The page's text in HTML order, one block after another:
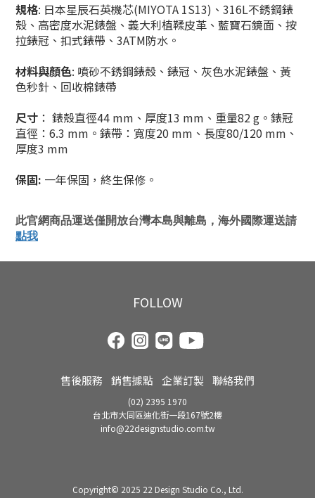
規格: 日本星辰石英機芯(MIYOTA 1S13)、316L不銹鋼錶
殼、高密度水泥錶盤、義大利植鞣皮革、藍寶石鏡面、按
拉錶冠、扣式錶帶、3ATM防水。
材料與顏色: 噴砂不銹鋼錶殼、錶冠、灰色水泥錶盤、黃
色秒針、回收棉錶帶
尺寸 ： 錶殼直徑44 mm、厚度13 mm、重量82 g。錶冠
直徑：6.3 mm。錶帶：寬度20 mm、長度80/120 mm、
厚度3 mm
保固: 一年保固，終生保修。
此官網商品運送僅開放台灣本島與離島，海外國際運送請
點我
FOLLOW
售後服務 銷售據點 企業訂製 聯絡我們
(02) 2395 1970
台北市大同區迪化街一段167號2樓
info@22designstudio.com.tw
Copyright© 2025 22 Design Studio Co., Ltd.